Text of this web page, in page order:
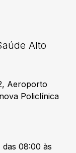
Alto
Aeroporto
Policlínica
08:00 às